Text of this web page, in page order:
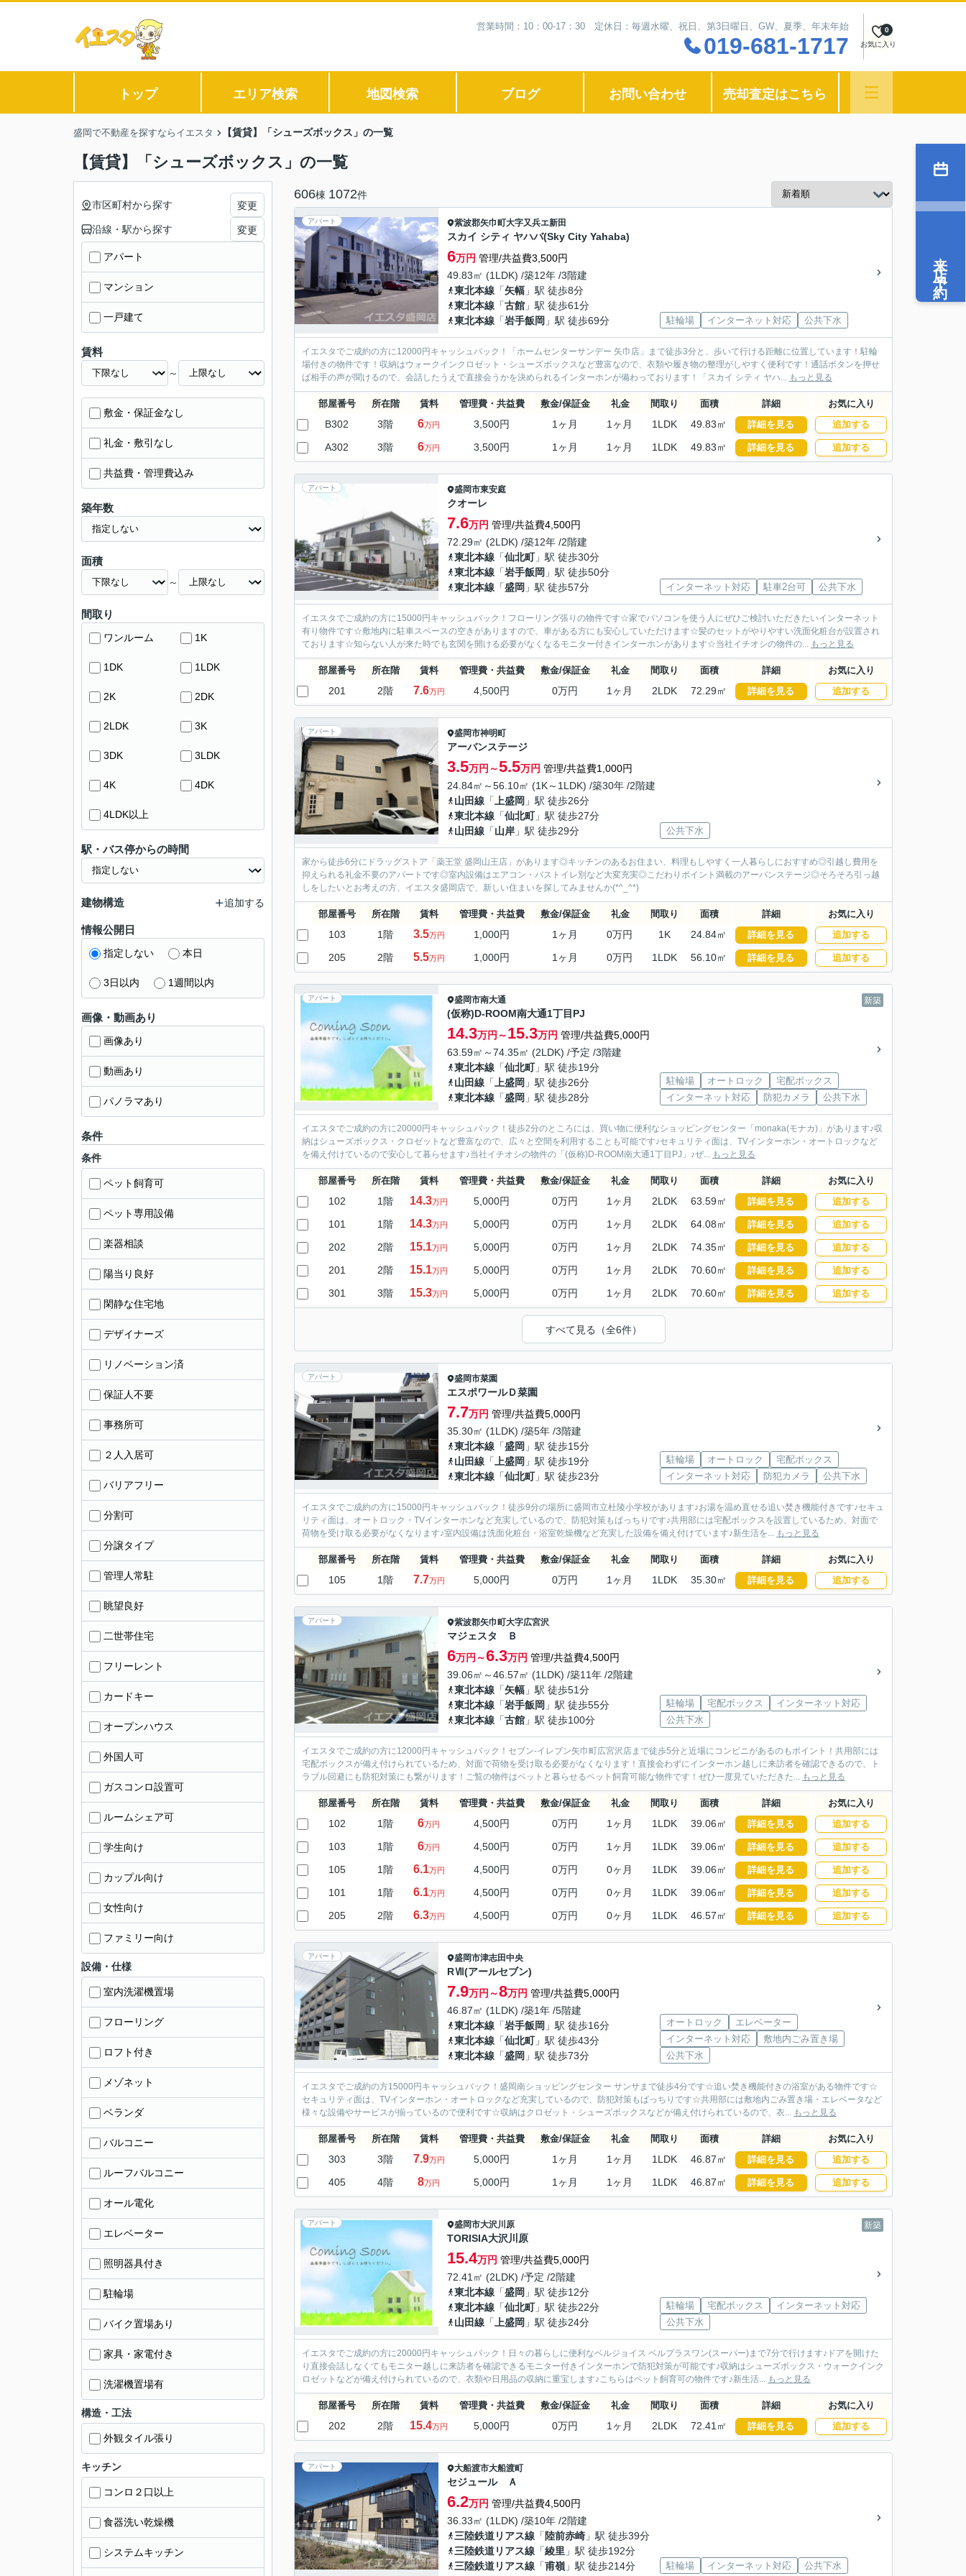
営業時間：10：00-17：30 定休日：毎週水曜、祝日、第3日曜日、GW、夏季、年末年始
019-681-1717 お気に入り
0
トップ エリア検索 地図検索 ブログ お問い合わせ 売却査定はこちら
盛岡で不動産を探すならイエスタ 【賃貸】「シューズボックス」の一覧
【賃貸】「シューズボックス」の一覧
606棟 1072件
アパート 紫波郡矢巾町大字又兵エ新田
スカイ シティ ヤハバ(Sky City Yahaba)
6万円 管理/共益費3,500円
49.83㎡ (1LDK) /築12年 /3階建
東北本線 「矢幅 」駅 徒歩8分
東北本線 「古館 」駅 徒歩61分
東北本線 「岩手飯岡 」駅 徒歩69分 駐輪場 インターネット対応 公共下水
イエスタでご成約の方に12000円キャッシュバック！「ホームセンターサンデー 矢巾店」まで徒歩3分と、歩いて行ける距離に位置しています！駐輪
場付きの物件です！収納はウォークインクロゼット・シューズボックスなど豊富なので、衣類や履き物の整理がしやすく便利です！通話ボタンを押せ
ば相手の声が聞けるので、会話したうえで直接会うかを決められるインターホンが備わっております！「スカイ シティ ヤハ... もっと見る
部屋番号 所在階 賃料 管理費・共益費 敷金/保証金 礼金 間取り 面積 詳細 お気に入り
B302 3階 6万円 3,500円 1ヶ月 1ヶ月 1LDK 49.83㎡ 詳細を見る 追加する
A302 3階 6万円 3,500円 1ヶ月 1ヶ月 1LDK 49.83㎡ 詳細を見る 追加する
アパート 盛岡市東安庭
クオーレ
7.6万円 管理/共益費4,500円
72.29㎡ (2LDK) /築12年 /2階建
東北本線 「仙北町」駅 徒歩30分
東北本線 「岩手飯岡 」駅 徒歩50分
東北本線 「盛岡 」駅 徒歩57分 インターネット対応 駐車2台可 公共下水
イエスタでご成約の方に15000円キャッシュバック！フローリング張りの物件です☆家でパソコンを使う人にぜひご検討いただきたいインターネット
有り物件です☆敷地内に駐車スペースの空きがありますので、車がある方にも安心していただけます☆髪のセットがやりやすい洗面化粧台が設置され
ております☆知らない人が来た時でも玄関を開ける必要がなくなるモニター付きインターホンがあります☆当社イチオシの物件の... もっと見る
部屋番号 所在階 賃料 管理費・共益費 敷金/保証金 礼金 間取り 面積 詳細 お気に入り
201 2階 7.6万円 4,500円 0万円 1ヶ月 2LDK 72.29㎡ 詳細を見る 追加する
アパート 盛岡市神明町
アーバンステージ
3.5万円～5.5万円 管理/共益費1,000円
24.84㎡～56.10㎡ (1K～1LDK) /築30年 /2階建
山田線 「 上盛岡 」駅 徒歩26分
東北本線 「仙北町」駅 徒歩27分
山田線 「山岸 」駅 徒歩29分 公共下水
家から徒歩6分にドラッグストア「薬王堂 盛岡山王店」があります◎キッチンのあるお住まい、料理もしやすく一人暮らしにおすすめ◎引越し費用を
抑えられる礼金不要のアパートです◎室内設備はエアコン・バストイレ別など大変充実◎こだわりポイント満載のアーバンステージ◎そろそろ引っ越
しをしたいとお考えの方、イエスタ盛岡店で、新しい住まいを探してみませんか(*^_^*)
部屋番号 所在階 賃料 管理費・共益費 敷金/保証金 礼金 間取り 面積 詳細 お気に入り
103 1階 3.5万円 1,000円 1ヶ月 0万円 1K 24.84㎡ 詳細を見る 追加する
205 2階 5.5万円 1,000円 1ヶ月 0万円 1LDK 56.10㎡ 詳細を見る 追加する
アパート 新築
盛岡市南大通
(仮称)D-ROOM南大通1丁目PJ
14.3万円～15.3万円 管理/共益費5,000円
63.59㎡～74.35㎡ (2LDK) /予定 /3階建
東北本線 「仙北町」駅 徒歩19分
山田線 「 上盛岡 」駅 徒歩26分
東北本線 「盛岡 」駅 徒歩28分
駐輪場 オートロック
宅配ボックス
インターネット対応
防犯カメラ 公共下水
イエスタでご成約の方に20000円キャッシュバック！徒歩2分のところには、買い物に便利なショッピングセンター「monaka(モナカ)」があります♪収
納はシューズボックス・クロゼットなど豊富なので、広々と空間を利用することも可能です♪セキュリティ面は、TVインターホン・オートロックなど
を備え付けているので安心して暮らせます♪当社イチオシの物件の「(仮称)D-ROOM南大通1丁目PJ」♪ぜ... もっと見る
部屋番号 所在階 賃料 管理費・共益費 敷金/保証金 礼金 間取り 面積 詳細 お気に入り
102 1階 14.3万円 5,000円 0万円 1ヶ月 2LDK 63.59㎡ 詳細を見る 追加する
101 1階 14.3万円 5,000円 0万円 1ヶ月 2LDK 64.08㎡ 詳細を見る 追加する
202 2階 15.1万円 5,000円 0万円 1ヶ月 2LDK 74.35㎡ 詳細を見る 追加する
201 2階 15.1万円 5,000円 0万円 1ヶ月 2LDK 70.60㎡ 詳細を見る 追加する
301 3階 15.3万円 5,000円 0万円 1ヶ月 2LDK 70.60㎡ 詳細を見る 追加する
すべて見る（全6件）
アパート 盛岡市菜園
エスポワールＤ菜園
7.7万円 管理/共益費5,000円
35.30㎡ (1LDK) /築5年 /3階建
東北本線 「盛岡 」駅 徒歩15分
山田線 「 上盛岡 」駅 徒歩19分
東北本線 「仙北町」駅 徒歩23分
駐輪場 オートロック
宅配ボックス
インターネット対応
防犯カメラ 公共下水
イエスタでご成約の方に15000円キャッシュバック！徒歩9分の場所に盛岡市立杜陵小学校があります♪お湯を温め直せる追い焚き機能付きです♪セキュ
リティ面は、オートロック・TVインターホンなど充実しているので、防犯対策もばっちりです♪共用部には宅配ボックスを設置しているため、対面で
荷物を受け取る必要がなくなります♪室内設備は洗面化粧台・浴室乾燥機など充実した設備を備え付けています♪新生活を... もっと見る
部屋番号 所在階 賃料 管理費・共益費 敷金/保証金 礼金 間取り 面積 詳細 お気に入り
105 1階 7.7万円 5,000円 0万円 1ヶ月 1LDK 35.30㎡ 詳細を見る 追加する
アパート 紫波郡矢巾町大字広宮沢
マジェスタ Ｂ
6万円～6.3万円 管理/共益費4,500円
39.06㎡～46.57㎡ (1LDK) /築11年 /2階建
東北本線 「矢幅 」駅 徒歩51分
東北本線 「岩手飯岡 」駅 徒歩55分
東北本線 「古館 」駅 徒歩100分
駐輪場 宅配ボックス
インターネット対応
公共下水
イエスタでご成約の方に12000円キャッシュバック！セブン-イレブン矢巾町広宮沢店まで徒歩5分と近場にコンビニがあるのもポイント！共用部には
宅配ボックスが備え付けられているため、対面で荷物を受け取る必要がなくなります！直接会わずにインターホン越しに来訪者を確認できるので、ト
ラブル回避にも防犯対策にも繋がります！ご覧の物件はペットと暮らせるペット飼育可能な物件です！ぜひ一度見ていただきた... もっと見る
部屋番号 所在階 賃料 管理費・共益費 敷金/保証金 礼金 間取り 面積 詳細 お気に入り
102 1階 6万円 4,500円 0万円 1ヶ月 1LDK 39.06㎡ 詳細を見る 追加する
103 1階 6万円 4,500円 0万円 1ヶ月 1LDK 39.06㎡ 詳細を見る 追加する
105 1階 6.1万円 4,500円 0万円 0ヶ月 1LDK 39.06㎡ 詳細を見る 追加する
101 1階 6.1万円 4,500円 0万円 0ヶ月 1LDK 39.06㎡ 詳細を見る 追加する
205 2階 6.3万円 4,500円 0万円 0ヶ月 1LDK 46.57㎡ 詳細を見る 追加する
アパート 盛岡市津志田中央
RⅦ(アールセブン)
7.9万円～8万円 管理/共益費5,000円
46.87㎡ (1LDK) /築1年 /5階建
東北本線 「岩手飯岡 」駅 徒歩16分
東北本線 「仙北町」駅 徒歩43分
東北本線 「盛岡 」駅 徒歩73分
オートロック
エレベーター
インターネット対応
敷地内ごみ置き場
公共下水
イエスタでご成約の方15000円キャッシュバック！盛岡南ショッピングセンター サンサまで徒歩4分です☆追い焚き機能付きの浴室がある物件です☆
セキュリティ面は、TVインターホン・オートロックなど充実しているので、防犯対策もばっちりです☆共用部には敷地内ごみ置き場・エレベータなど
様々な設備やサービスが揃っているので便利です☆収納はクロゼット・シューズボックスなどが備え付けられているので、衣... もっと見る
部屋番号 所在階 賃料 管理費・共益費 敷金/保証金 礼金 間取り 面積 詳細 お気に入り
303 3階 7.9万円 5,000円 1ヶ月 1ヶ月 1LDK 46.87㎡ 詳細を見る 追加する
405 4階 8万円 5,000円 1ヶ月 1ヶ月 1LDK 46.87㎡ 詳細を見る 追加する
アパート 新築
盛岡市大沢川原
TORISIA大沢川原
15.4万円 管理/共益費5,000円
72.41㎡ (2LDK) /予定 /2階建
東北本線 「盛岡 」駅 徒歩12分
東北本線 「仙北町」駅 徒歩22分
山田線 「 上盛岡 」駅 徒歩24分
駐輪場 宅配ボックス
インターネット対応
公共下水
イエスタでご成約の方に20000円キャッシュバック！日々の暮らしに便利なベルジョイス ベルプラスワン(スーパー)まで7分で行けます♪ドアを開けた
り直接会話しなくてもモニター越しに来訪者を確認できるモニター付きインターホンで防犯対策が可能です♪収納はシューズボックス・ウォークインク
ロゼットなどが備え付けられているので、衣類や日用品の収納に重宝します♪こちらはペット飼育可の物件です♪新生活... もっと見る
部屋番号 所在階 賃料 管理費・共益費 敷金/保証金 礼金 間取り 面積 詳細 お気に入り
202 2階 15.4万円 5,000円 0万円 1ヶ月 2LDK 72.41㎡ 詳細を見る 追加する
アパート 大船渡市大船渡町
セジュール Ａ
6.2万円 管理/共益費4,500円
36.33㎡ (1LDK) /築10年 /2階建
三陸鉄道リアス線 「 陸前赤崎 」駅 徒歩39分
三陸鉄道リアス線 「綾里 」駅 徒歩192分
三陸鉄道リアス線 「甫嶺 」駅 徒歩214分 駐輪場 インターネット対応 公共下水
市区町村から探す 変更
沿線・駅から探す 変更
アパート
マンション
一戸建て
賃料
～
敷金・保証金なし
礼金・敷引なし
共益費・管理費込み
築年数
面積
～
間取り
ワンルーム 1K
1DK 1LDK
2K 2DK
2LDK 3K
3DK 3LDK
4K 4DK
4LDK以上
駅・バス停からの時間
建物構造 追加する
情報公開日
指定しない 本日
3日以内 1週間以内
画像・動画あり
画像あり
動画あり
パノラマあり
条件
条件
ペット飼育可
ペット専用設備
楽器相談
陽当り良好
閑静な住宅地
デザイナーズ
リノベーション済
保証人不要
事務所可
２人入居可
バリアフリー
分割可
分譲タイプ
管理人常駐
眺望良好
二世帯住宅
フリーレント
カードキー
オープンハウス
外国人可
ガスコンロ設置可
ルームシェア可
学生向け
カップル向け
女性向け
ファミリー向け
設備・仕様
室内洗濯機置場
フローリング
ロフト付き
メゾネット
ベランダ
バルコニー
ルーフバルコニー
オール電化
エレベーター
照明器具付き
駐輪場
バイク置場あり
家具・家電付き
洗濯機置場有
構造・工法
外観タイル張り
キッチン
コンロ２口以上
食器洗い乾燥機
システムキッチン
来店予約